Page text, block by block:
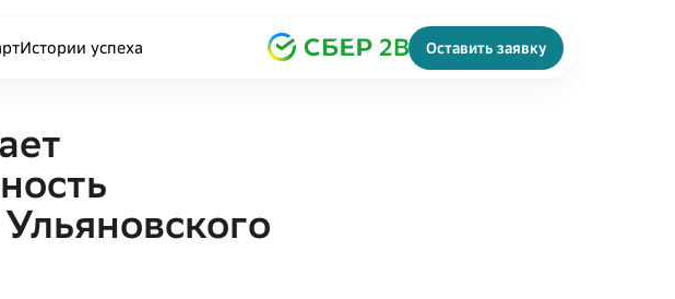
Истории успеха Оставить заявку